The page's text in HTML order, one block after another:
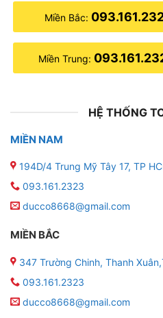
Miền Bắc:
Miền Trung:
HỆ THỐNG
MIỀN NAM
194D/4 Trung Mỹ Tây 17, TP
093.161.2323
ducco8668@gmail.com
MIỀN BẮC
347 Trường Chinh, Thanh
093.161.2323
ducco8668@gmail.com